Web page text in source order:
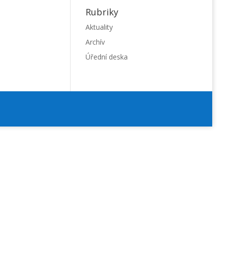
Rubriky
Aktuality
Archív
Úřední deska